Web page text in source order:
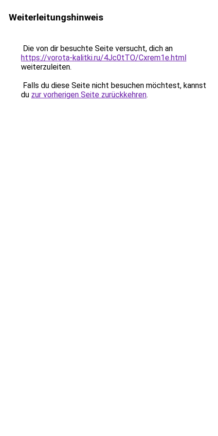
Weiterleitungshinweis
Die von dir besuchte Seite versucht, dich an
https://vorota-kalitki.ru/4Jc0tTO/Cxrem1e.html
weiterzuleiten.
Falls du diese Seite nicht besuchen möchtest, kannst
du zur vorherigen Seite zurückkehren.